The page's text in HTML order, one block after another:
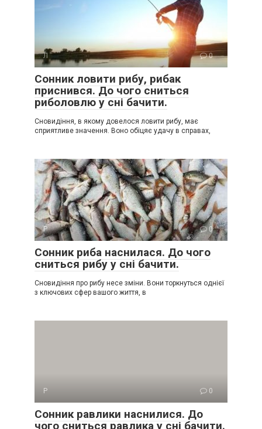
Л 0
Сонник ловити рибу, рибак
приснився. До чого сниться
риболовлю у сні бачити.
Сновидіння, в якому довелося ловити рибу, має
сприятливе значення. Воно обіцяє удачу в справах,
Р 0
Сонник риба наснилася. До чого
сниться рибу у сні бачити.
Сновидіння про рибу несе зміни. Вони торкнуться однієї
з ключових сфер вашого життя, в
Р 0
Сонник равлики наснилися. До
чого сниться равлика у сні бачити.